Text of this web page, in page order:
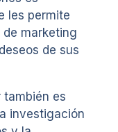
les permite
marketing
de sus
también es
investigación